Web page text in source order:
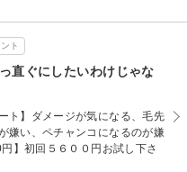
ト
直ぐにしたいわけじゃな
ト】ダメージが気になる、毛先
嫌い、ペチャンコになるのが嫌
初回５６００円お試し下さ